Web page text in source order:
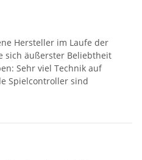
Hersteller im Laufe der
sich äußerster Beliebtheit
Sehr viel Technik auf
Spielcontroller sind